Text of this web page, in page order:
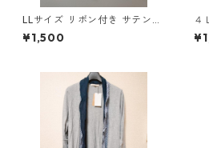
LLサイズ リボン付き サテン調
シャツブラウス サックス ◆KI
Y-1301◆
¥1,500
４
ン
ワ